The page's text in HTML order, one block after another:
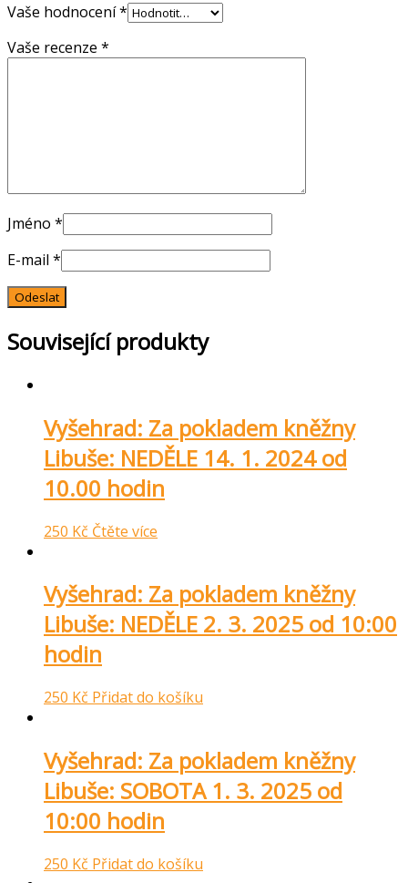
Vaše hodnocení*
Vaše recenze *
Jméno *
E-mail *
Související produkty
Vyšehrad: Za pokladem kněžny
Libuše: NEDĚLE 14. 1. 2024 od
10.00 hodin
250 Kč Čtěte více
Vyšehrad: Za pokladem kněžny
Libuše: NEDĚLE 2. 3. 2025 od 10:00
hodin
250 Kč Přidat do košíku
Vyšehrad: Za pokladem kněžny
Libuše: SOBOTA 1. 3. 2025 od
10:00 hodin
250 Kč Přidat do košíku